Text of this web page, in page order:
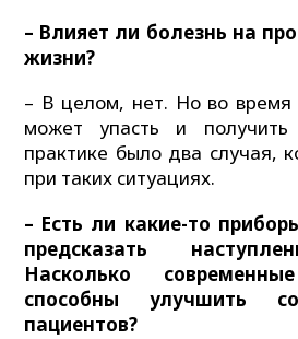
– Влияет ли болезнь на
жизни?
– В целом, нет. Но во время
может упасть и
практике было два случая,
при таких ситуациях.
– Есть ли какие-то
предсказать
Насколько
способны улучшить
пациентов?